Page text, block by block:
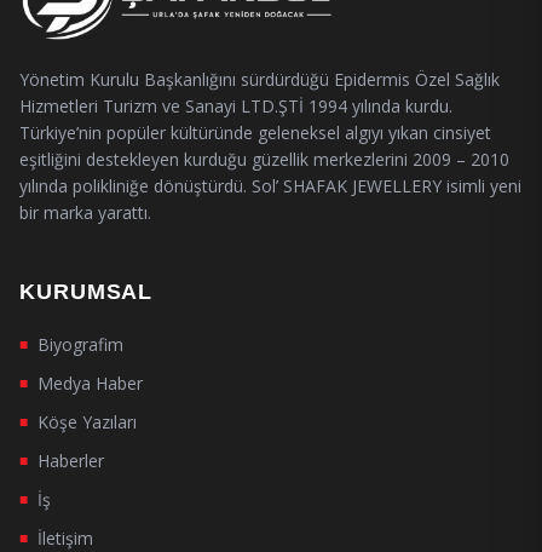
Yönetim Kurulu Başkanlığını sürdürdüğü Epidermis Özel Sağlık
Hizmetleri Turizm ve Sanayi LTD.ŞTİ 1994 yılında kurdu.
Türkiye’nin popüler kültüründe geleneksel algıyı yıkan cinsiyet
eşitliğini destekleyen kurduğu güzellik merkezlerini 2009 – 2010
yılında polikliniğe dönüştürdü. Sol’ SHAFAK JEWELLERY isimli yeni
bir marka yarattı.
KURUMSAL
■ Biyografim
■ Medya Haber
■ Köşe Yazıları
■ Haberler
■ İş
■ İletişim